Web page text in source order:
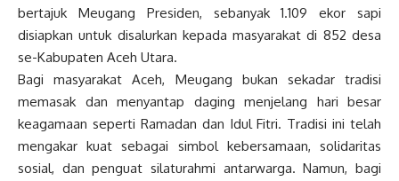
bertajuk Meugang Presiden, sebanyak 1.109 ekor sapi
disiapkan untuk disalurkan kepada masyarakat di 852 desa
se-Kabupaten Aceh Utara.
Bagi masyarakat Aceh, Meugang bukan sekadar tradisi
memasak dan menyantap daging menjelang hari besar
keagamaan seperti Ramadan dan Idul Fitri. Tradisi ini telah
mengakar kuat sebagai simbol kebersamaan, solidaritas
sosial, dan penguat silaturahmi antarwarga. Namun, bagi